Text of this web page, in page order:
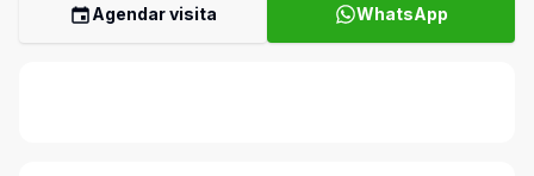
Agendar visita WhatsApp